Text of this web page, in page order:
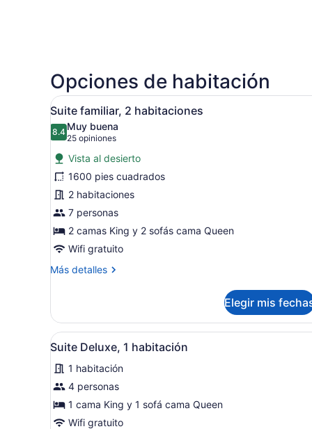
Opciones de habitación
Abrir
todas
las
fotos
de
Suite
familiar,
2
habitaciones
Un pasillo de hotel con
13
Suite familiar, 2 habitaciones
8.48.4 de 10
Muy buena
25 opiniones
(25
opiniones)
Vista al desierto
1600 pies cuadrados
2 habitaciones
7 personas
2 camas King y 2 sofás cama Queen
Wifi gratuito
Más detalles
Más
familiar,
habitaciones
Elegir mis
Abrir
todas
las
fotos
de
Suite
Una sala de estar
10
Suite Deluxe, 1 habitación
1 habitación
4 personas
1 cama King y 1 sofá cama Queen
Wifi gratuito